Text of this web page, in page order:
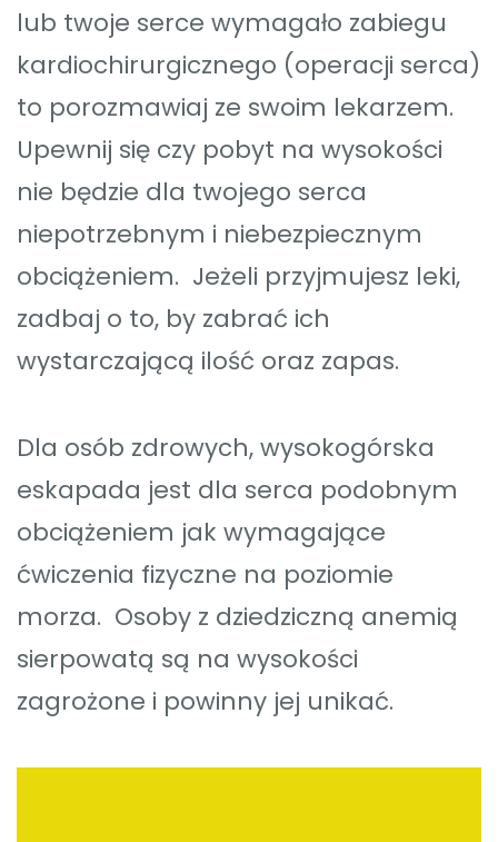
lub twoje serce wymagało zabiegu
kardiochirurgicznego (operacji serca)
to porozmawiaj ze swoim lekarzem.
Upewnij się czy pobyt na wysokości
nie będzie dla twojego serca
niepotrzebnym i niebezpiecznym
obciążeniem. Jeżeli przyjmujesz leki,
zadbaj o to, by zabrać ich
wystarczającą ilość oraz zapas.
Dla osób zdrowych, wysokogórska
eskapada jest dla serca podobnym
obciążeniem jak wymagające
ćwiczenia fizyczne na poziomie
morza. Osoby z dziedziczną anemią
sierpowatą są na wysokości
zagrożone i powinny jej unikać.